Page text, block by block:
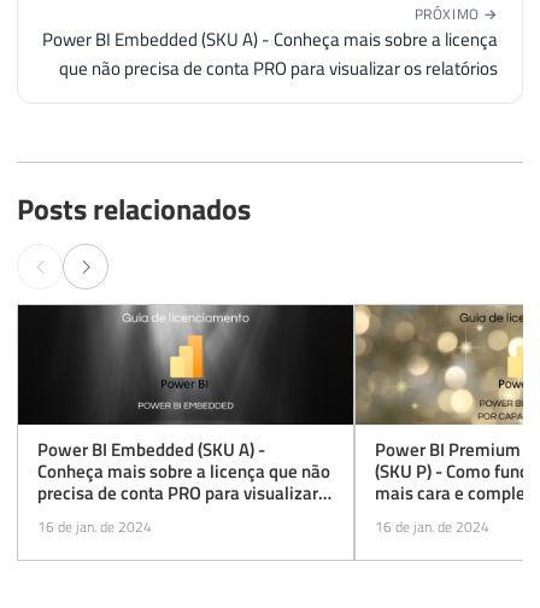
PRÓXIMO →
Power BI Embedded (SKU A) - Conheça mais sobre a licença
que não precisa de conta PRO para visualizar os relatórios
Posts relacionados
Power BI Embedded (SKU A) -
Conheça mais sobre a licença que não
precisa de conta PRO para visualizar
os relatórios
16 de jan. de 2024
Power BI Premium
(SKU P) - Como
mais cara e
16 de jan. de 2024